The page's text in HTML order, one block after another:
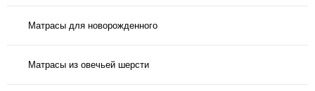
Матрасы для новорожденного
Матрасы из овечьей шерсти